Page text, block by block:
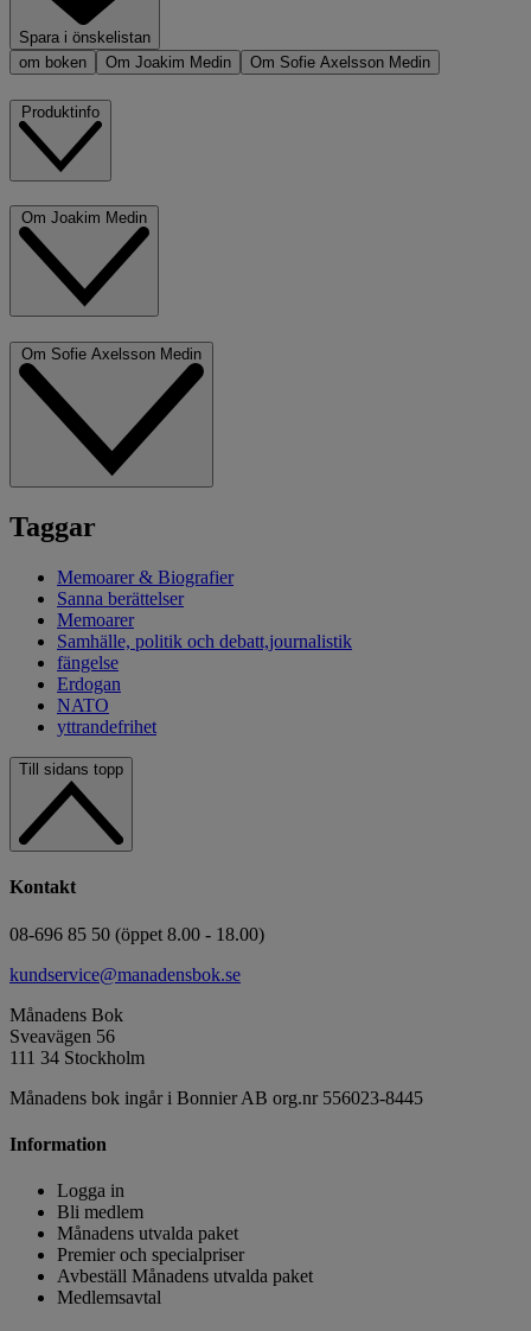
Spara i önskelistan
om boken
Om Joakim Medin Om Sofie Axelsson Medin
Taggar
Memoarer & Biografier
Sanna berättelser
Memoarer
Samhälle, politik och debatt,journalistik
fängelse
Erdogan
NATO
yttrandefrihet
Till sidans topp
Kontakt
08-696 85 50 (öppet 8.00 - 18.00)
kundservice@manadensbok.se
Månadens Bok
Sveavägen 56
111 34 Stockholm
Månadens bok ingår i Bonnier AB org.nr 556023-8445
Information
Logga in
Bli medlem
Månadens utvalda paket
Premier och specialpriser
Avbeställ Månadens utvalda paket
Medlemsavtal